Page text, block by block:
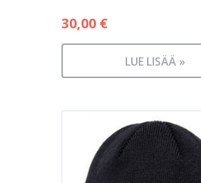
30,00 €
LUE LISÄÄ »